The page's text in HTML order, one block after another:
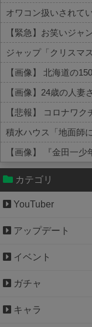
【悲報】 コロナワ
Powered by livedoor
カテゴリ
YouTuber
アップデート
イベント
ガチャ
キャラ